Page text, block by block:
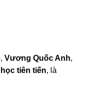
, Vương Quốc Anh,
tiên tiến, là